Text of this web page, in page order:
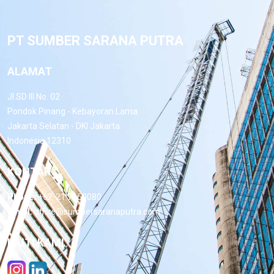
PT SUMBER SARANA PUTRA
ALAMAT
Jl.SD III No. 02
Pondok Pinang - Kebayoran Lama
Jakarta Selatan - DKI Jakarta
Indonesia 12310
KONTAK
Phone: +62-21 7660080
Email:office@sumbersaranaputra.com
IKUTI KAMI